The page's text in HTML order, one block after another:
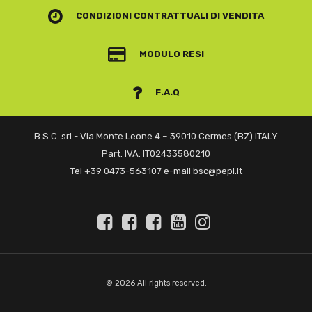
CONDIZIONI CONTRATTUALIDI VENDITA
MODULO RESI
F.A.Q
B.S.C. srl - Via Monte Leone 4 – 39010 Cermes (BZ) ITALY
Part. IVA: IT02433580210
Tel +39 0473-563107 e-mail bsc@pepi.it
© 2026 All rights reserved.